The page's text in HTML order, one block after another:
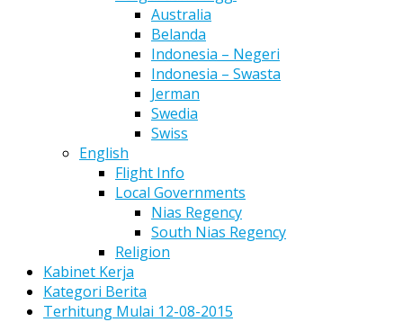
Australia
Belanda
Indonesia – Negeri
Indonesia – Swasta
Jerman
Swedia
Swiss
English
Flight Info
Local Governments
Nias Regency
South Nias Regency
Religion
Kabinet Kerja
Kategori Berita
Terhitung Mulai 12-08-2015